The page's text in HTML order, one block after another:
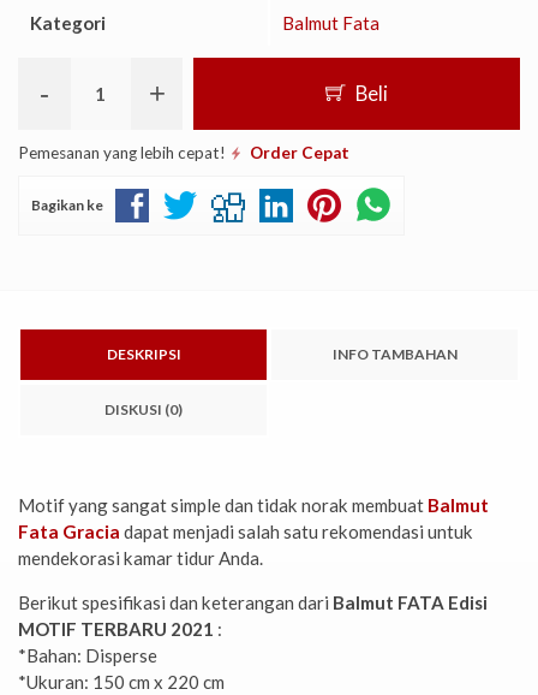
Kategori Balmut Fata
- + Beli
Pemesanan yang lebih cepat! Order Cepat
Bagikan ke
DESKRIPSI INFO TAMBAHAN
DISKUSI (0)
Motif yang sangat simple dan tidak norak membuat Balmut
Fata Gracia dapat menjadi salah satu rekomendasi untuk
mendekorasi kamar tidur Anda.
Berikut spesifikasi dan keterangan dari Balmut FATA Edisi
MOTIF TERBARU 2021 :
*Bahan: Disperse
*Ukuran: 150 cm x 220 cm